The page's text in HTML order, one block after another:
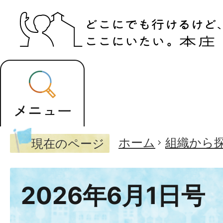
現在のページ ホーム 組織から
2026年6月1日号